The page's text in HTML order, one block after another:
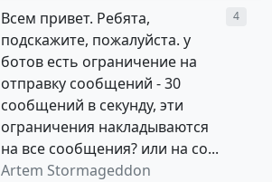
Всем привет. Ребята,
подскажите, пожалуйста. у
ботов есть ограничение на
отправку сообщений - 30
сообщений в секунду, эти
ограничения накладываются
на все сообщения? или на со...
Artem Stormageddon
4